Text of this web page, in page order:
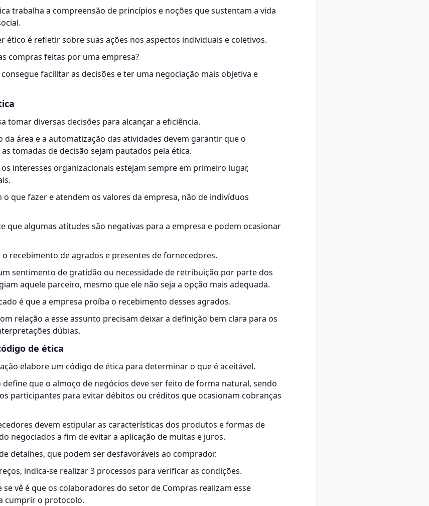
trabalha a compreensão de princípios e noções que sustentam a vida
ético é refletir sobre suas ações nos aspectos individuais e coletivos.
compras feitas por uma empresa?
facilitar as decisões e ter uma negociação mais objetiva e
tomar diversas decisões para alcançar a eficiência.
área e a automatização das atividades devem garantir que o
tomadas de decisão sejam pautados pela ética.
interesses organizacionais estejam sempre em primeiro lugar,
que fazer e atendem os valores da empresa, não de indivíduos
que algumas atitudes são negativas para a empresa e podem ocasionar
o recebimento de agrados e presentes de fornecedores.
sentimento de gratidão ou necessidade de retribuição por parte dos
aquele parceiro, mesmo que ele não seja a opção mais adequada.
é que a empresa proíba o recebimento desses agrados.
relação a esse assunto precisam deixar a definição bem clara para os
dúbias.
de ética
elabore um código de ética para determinar o que é aceitável.
define que o almoço de negócios deve ser feito de forma natural, sendo
participantes para evitar débitos ou créditos que ocasionam cobranças
devem estipular as características dos produtos e formas de
negociados a fim de evitar a aplicação de multas e juros.
detalhes, que podem ser desfavoráveis ao comprador.
, indica-se realizar 3 processos para verificar as condições.
se vê é que os colaboradores do setor de Compras realizam esse
cumprir o protocolo.